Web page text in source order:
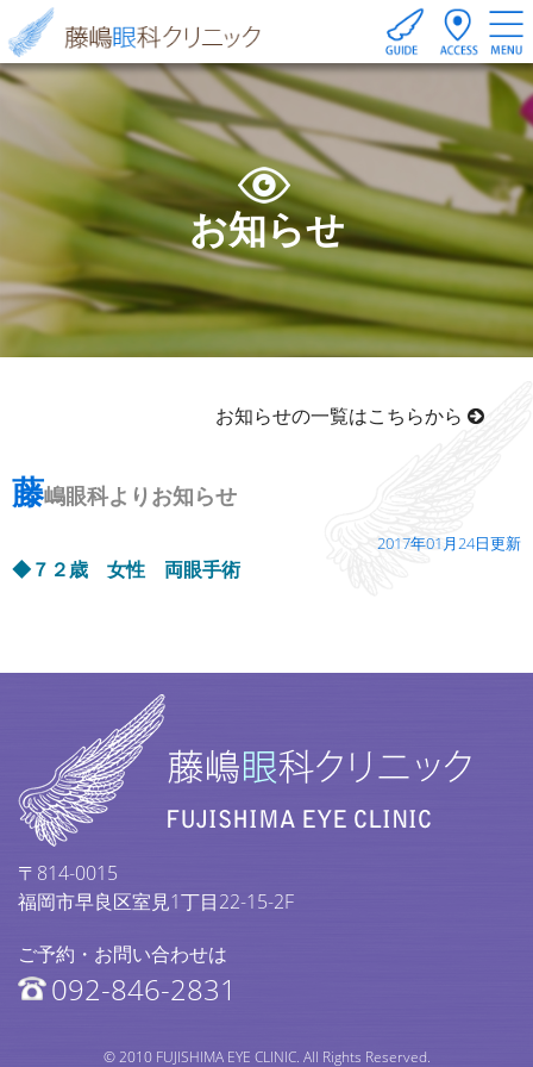
お知らせ
お知らせの一覧はこちらから
藤嶋眼科よりお知らせ
2017年01月24日更新
◆７２歳 女性 両眼手術
〒814-0015
福岡市早良区室見1丁目22-15-2F
ご予約・お問い合わせは
092-846-2831
© 2010 FUJISHIMA EYE CLINIC. All Rights Reserved.